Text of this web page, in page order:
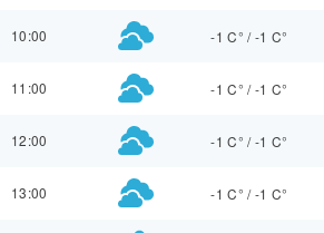
10:00 -1 C° /-1 C°
11:00 -1 C° /-1 C°
12:00 -1 C° /-1 C°
13:00 -1 C° /-1 C°